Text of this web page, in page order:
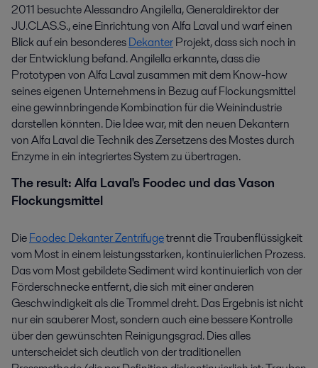
2011 besuchte Alessandro Angilella, Generaldirektor der
JU.CLAS.S., eine Einrichtung von Alfa Laval und warf einen
Blick auf ein besonderesDekanterProjekt, dass sich noch in
der Entwicklung befand. Angilella erkannte, dass die
Prototypen von Alfa Laval zusammen mit dem Know-how
seines eigenen Unternehmens in Bezug auf Flockungsmittel
eine gewinnbringende Kombination für die Weinindustrie
darstellen könnten. Die Idee war, mit den neuen Dekantern
von Alfa Laval die Technik des Zersetzens des Mostes durch
Enzyme in ein integriertes System zu übertragen.
The result: Alfa Laval's Foodec und das Vason
Flockungsmittel
DieFoodec Dekanter Zentrifugetrennt die Traubenflüssigkeit
vom Most in einem leistungsstarken, kontinuierlichen Prozess.
Das vom Most gebildete Sediment wird kontinuierlich von der
Förderschnecke entfernt, die sich mit einer anderen
Geschwindigkeit als die Trommel dreht. Das Ergebnis ist nicht
nur ein sauberer Most, sondern auch eine bessere Kontrolle
über den gewünschten Reinigungsgrad. Dies alles
unterscheidet sich deutlich von der traditionellen